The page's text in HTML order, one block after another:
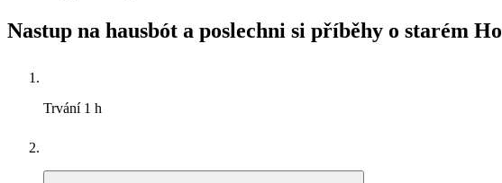
Nastup na hausbót a poslechni si příběhy o starém
Trvání 1 h